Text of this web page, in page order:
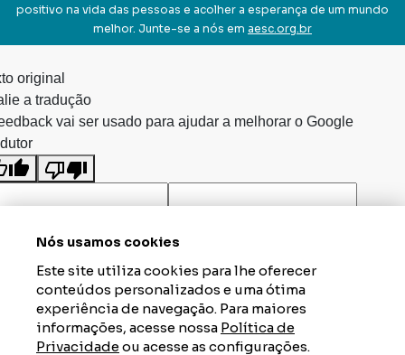
positivo na vida das pessoas e acolher a esperança de um mundo
melhor. Junte-se a nós em aesc.org.br
Nós usamos cookies
Este site utiliza cookies para lhe oferecer
conteúdos personalizados e uma ótima
experiência de navegação. Para maiores
informações, acesse nossa Política de
Privacidadeou acesse as configurações.
original
a tradução
vai ser usado para ajudar a melhorar o Google